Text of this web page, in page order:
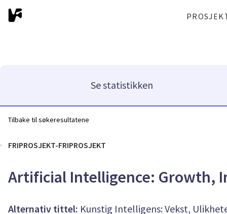
Se statistikken
Tilbake til søkeresultatene
FRIPROSJEKT-FRIPROSJEKT
Artificial Intelligence: Growth,
Alternativ tittel: Kunstig Intelligens: Vekst,